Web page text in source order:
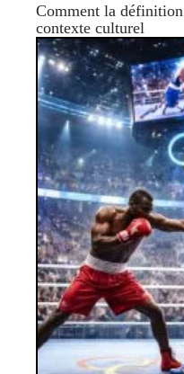
Comment la
contexte culturel